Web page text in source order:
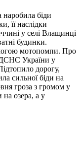
біди
її наслідки
у селі Влащинці
будинки.
мотопомпи. Про
ДСНС України у
дорогу,
сильної біди на
гроза з громом у
на озера, а у